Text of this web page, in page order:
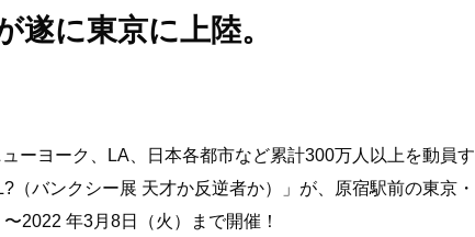
遂に東京に上陸。
ーヨーク、LA、日本各都市など累計300万人以上を動員す
バンクシー展 天才か反逆者か）」が、原宿駅前の東京・
2022 年3月8日（火）まで開催！